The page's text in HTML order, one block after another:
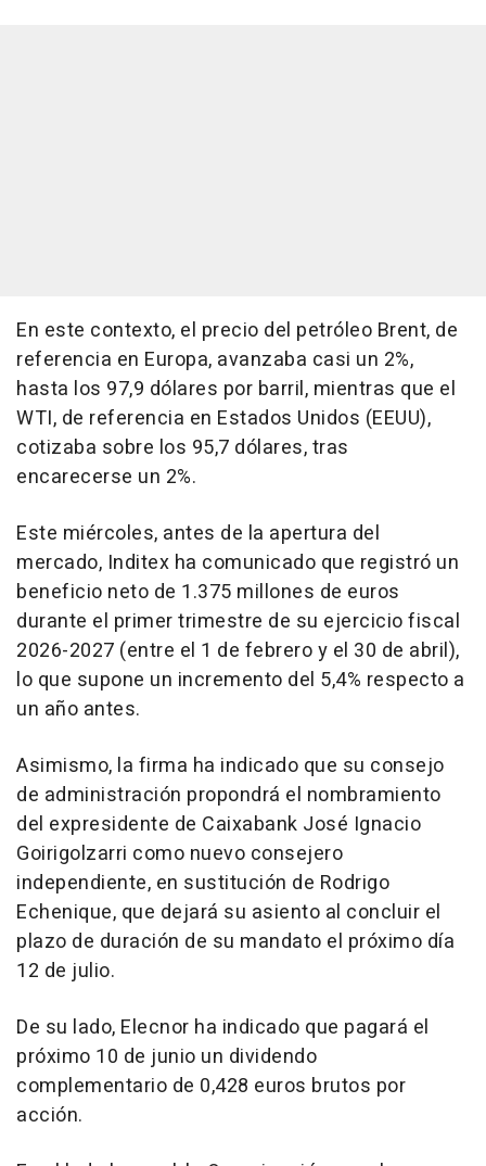
En este contexto, el precio del petróleo Brent, de
referencia en Europa, avanzaba casi un 2%,
hasta los 97,9 dólares por barril, mientras que el
WTI, de referencia en Estados Unidos (EEUU),
cotizaba sobre los 95,7 dólares, tras
encarecerse un 2%.
Este miércoles, antes de la apertura del
mercado, Inditex ha comunicado que registró un
beneficio neto de 1.375 millones de euros
durante el primer trimestre de su ejercicio fiscal
2026-2027 (entre el 1 de febrero y el 30 de abril),
lo que supone un incremento del 5,4% respecto a
un año antes.
Asimismo, la firma ha indicado que su consejo
de administración propondrá el nombramiento
del expresidente de Caixabank José Ignacio
Goirigolzarri como nuevo consejero
independiente, en sustitución de Rodrigo
Echenique, que dejará su asiento al concluir el
plazo de duración de su mandato el próximo día
12 de julio.
De su lado, Elecnor ha indicado que pagará el
próximo 10 de junio un dividendo
complementario de 0,428 euros brutos por
acción.